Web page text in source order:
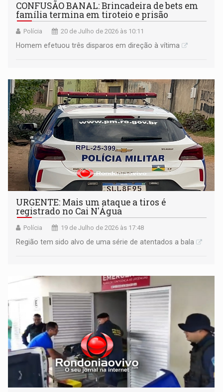
CONFUSÃO BANAL: Brincadeira de bets em
família termina em tiroteio e prisão
Polícia 20 de Julho de 2026 às 10:11
Homem efetuou três disparos em direção à vítima
URGENTE: Mais um ataque a tiros é
registrado no Cai N'Água
Polícia 19 de Julho de 2026 às 17:48
Região tem sido alvo de uma série de atentados a bala